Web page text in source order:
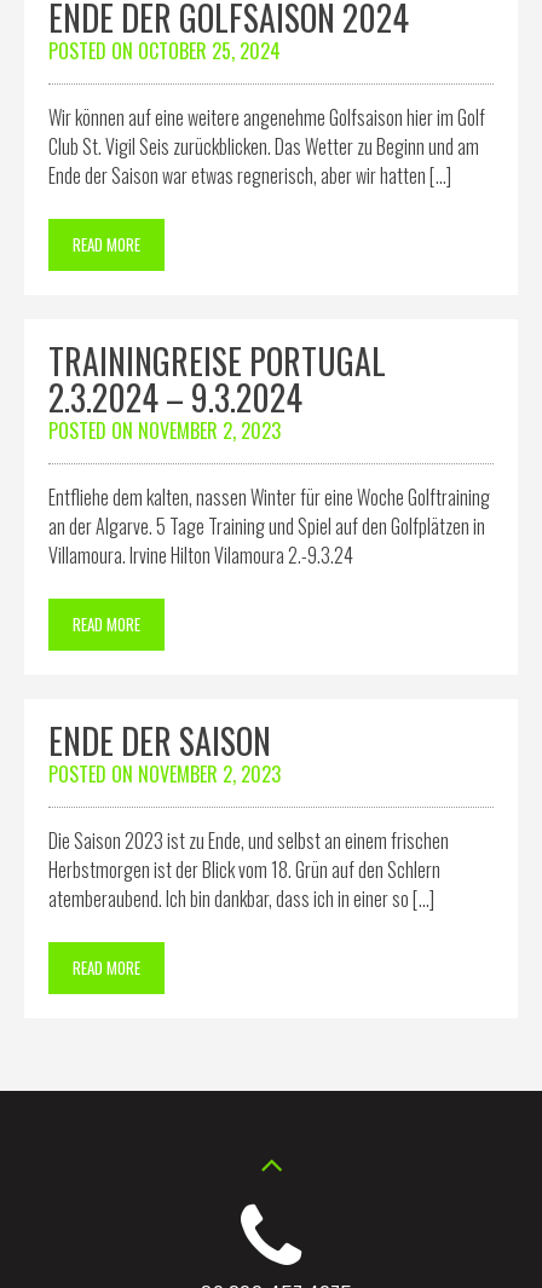
ENDE DER GOLFSAISON 2024
POSTED ON OCTOBER 25, 2024
Wir können auf eine weitere angenehme Golfsaison hier im Golf
Club St. Vigil Seis zurückblicken. Das Wetter zu Beginn und am
Ende der Saison war etwas regnerisch, aber wir hatten […]
READ MORE
TRAININGREISE PORTUGAL
2.3.2024 – 9.3.2024
POSTED ON NOVEMBER 2, 2023
Entfliehe dem kalten, nassen Winter für eine Woche Golftraining
an der Algarve. 5 Tage Training und Spiel auf den Golfplätzen in
Villamoura. Irvine Hilton Vilamoura 2.-9.3.24
READ MORE
ENDE DER SAISON
POSTED ON NOVEMBER 2, 2023
Die Saison 2023 ist zu Ende, und selbst an einem frischen
Herbstmorgen ist der Blick vom 18. Grün auf den Schlern
atemberaubend. Ich bin dankbar, dass ich in einer so […]
READ MORE